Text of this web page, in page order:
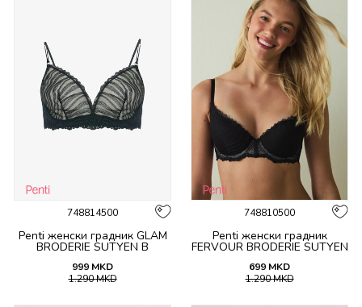
748814500
Penti женски градник GLAM
BRODERIE SUTYEN B
999 MKD
1.290MKD
748810500
Penti женски градник
FERVOUR BRODERIE SUTYEN
699 MKD
1.290MKD